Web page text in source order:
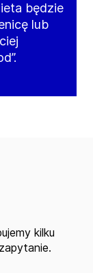
będzie
lub
kilku